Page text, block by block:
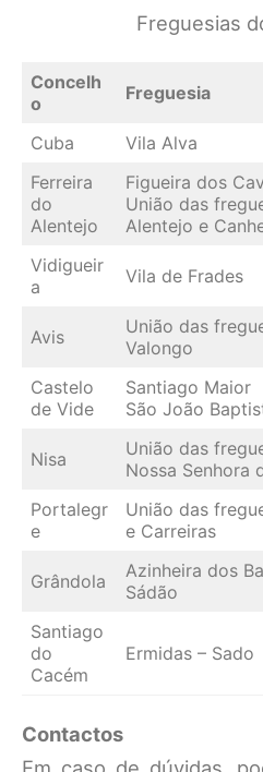
Freguesias
Concelh
o
Freguesia
Cuba
Vila Alva
Ferreira
do
Alentejo
Figueira dos
União das
Alentejo e
Vidigueir
a
Vila de Frades
Avis
União das
Valongo
Castelo
de Vide
Santiago Maior
São João
Nisa
União das
Nossa Senhora
Portalegr
e
União das
e Carreiras
Grândola
Azinheira dos
Sádão
Santiago
do
Cacém
Ermidas – Sado
Contactos